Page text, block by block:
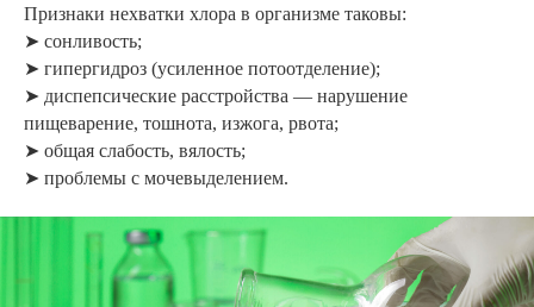
Признаки нехватки хлора в организме таковы:
➤ сонливость;
➤ гипергидроз (усиленное потоотделение);
➤ диспепсические расстройства — нарушение
пищеварение, тошнота, изжога, рвота;
➤ общая слабость, вялость;
➤ проблемы с мочевыделением.